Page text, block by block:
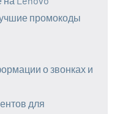
промокоды
о звонках и
для